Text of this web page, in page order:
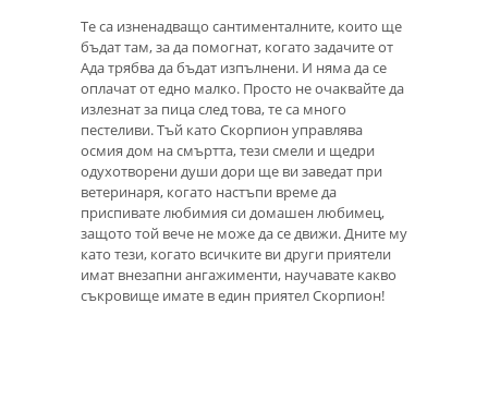
Те са изненадващо сантименталните, които ще
бъдат там, за да помогнат, когато задачите от
Ада трябва да бъдат изпълнени. И няма да се
оплачат от едно малко. Просто не очаквайте да
излезнат за пица след това, те са много
пестеливи. Тъй като Скорпион управлява
осмия дом на смъртта, тези смели и щедри
одухотворени души дори ще ви заведат при
ветеринаря, когато настъпи време да
приспивате любимия си домашен любимец,
защото той вече не може да се движи. Дните му
като тези, когато всичките ви други приятели
имат внезапни ангажименти, научавате какво
съкровище имате в един приятел Скорпион!